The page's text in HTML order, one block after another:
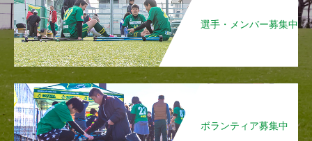
選手・メンバー募集中
ボランティア募集中